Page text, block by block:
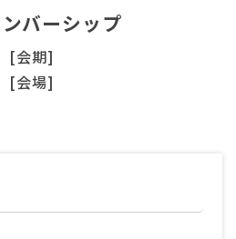
バーシップ
[会期]
[会場]